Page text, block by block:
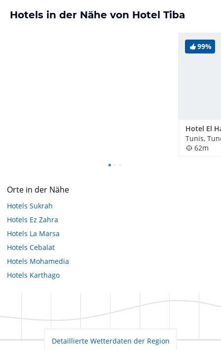
Hotels in der Nähe von Hotel Tiba
99%
Tunis,
62m
Orte in der Nähe
Hotels Sukrah
Hotels Ez Zahra
Hotels La Marsa
Hotels Cebalat
Hotels Mohamedia
Hotels Karthago
Detaillierte Wetterdaten der Region